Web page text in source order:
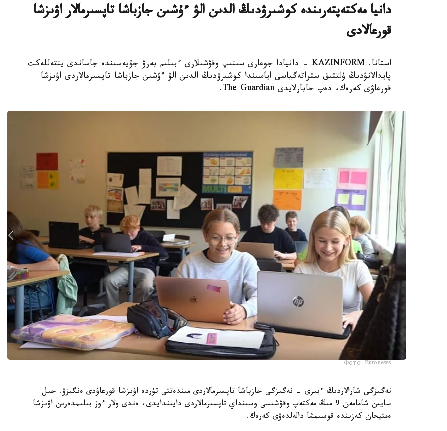
دانيا مەكتەپتەرىندە كوشىرۋدىڭ الدىن الۋ ءۇشىن جازباشا تاپسىرمالار اۋىزشا
قورعالادى
استانا. KAZINFORM - دانيادا جوعارى سىنىپ وقۋشىلارى ءبىلىم بەرۋ جۇيەسىندە جاساندى ينتەللەكت
پايدالانۋدىڭ ۇلتتىق ستراتەگياسى اياسىندا كوشىرۋدىڭ الدىن الۋ ءۇشىن جازباشا تاپسىرمالاردى اۋىزشا
قورعاۋى كەرەك، دەپ حابارلايدى The Guardian.
Фото: Euronews
نەگىزگى شارالاردىڭ ءبىرى - نەگىزگى جازباشا تاپسىرمالاردى مىندەتتى تۇردە اۋىزشا قورعاۋدى ەنگىزۋ. جىل
سايىن شامامەن 9 مىڭ مەكتەپ وقۋشىسى وسىنداي تاپسىرمالاردى دايىندايدى، ەندى ولار ءوز بىلىمدەرىن اۋىزشا
ەمتيحان كەزىندە قوسىمشا دالەلدەۋى كەرەك.